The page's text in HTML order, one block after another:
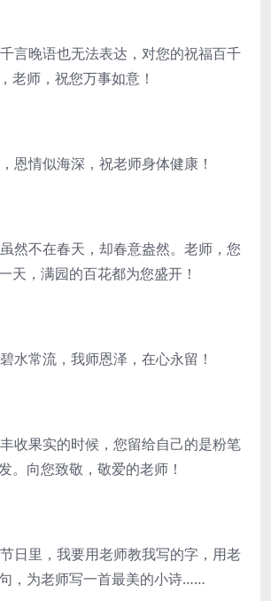
言晚语也无法表达，对您的祝福百千
老师，祝您万事如意！
恩情似海深，祝老师身体健康！
然不在春天，却春意盎然。老师，您
天，满园的百花都为您盛开！
水常流，我师恩泽，在心永留！
收果实的时候，您留给自己的是粉笔
。向您致敬，敬爱的老师！
日里，我要用老师教我写的字，用老
，为老师写一首最美的小诗……